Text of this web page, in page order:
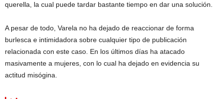
querella, la cual puede tardar bastante tiempo en dar una solución.
A pesar de todo, Varela no ha dejado de reaccionar de forma
burlesca e intimidadora sobre cualquier tipo de publicación
relacionada con este caso. En los últimos días ha atacado
masivamente a mujeres, con lo cual ha dejado en evidencia su
actitud misógina.